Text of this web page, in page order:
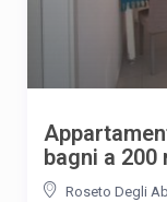
bagni a 200
Roseto Degli